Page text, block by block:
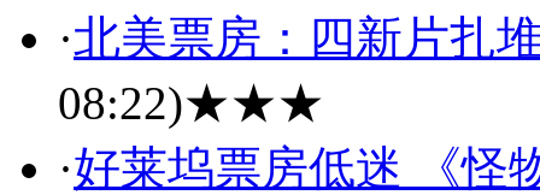
·北美票房：四新片扎
08:22)★★★
·好莱坞票房低迷 《怪